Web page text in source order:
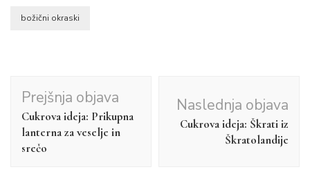
božični okraski
Navigacija
objav
Prejšnja objava
Cukrova ideja: Prikupna
lanterna za veselje in
srečo
Naslednja objava
Cukrova ideja: Škrati iz
Škratolandije